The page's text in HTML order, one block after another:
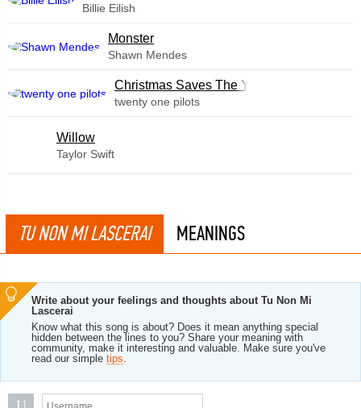
Billie Eilish
Monster
Shawn Mendes
Christmas Saves The Year
twenty one pilots
Willow
Taylor Swift
TU NON MI LASCERAI MEANINGS
Write about your feelings and thoughts about Tu Non Mi
Lascerai
Know what this song is about? Does it mean anything special
hidden between the lines to you? Share your meaning with
community, make it interesting and valuable. Make sure you've
read our simple tips.